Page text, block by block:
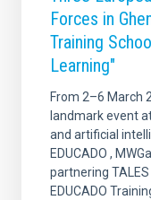
Forces in
Training
Learning"
From 2–6 March
landmark event
and artificial
EDUCADO ,
partnering
EDUCADO